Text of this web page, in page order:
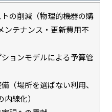
の削減（物理的機器の購
ンテナンス・更新費用不
ョンモデルによる予算管
（場所を選ばない利用、
線化）